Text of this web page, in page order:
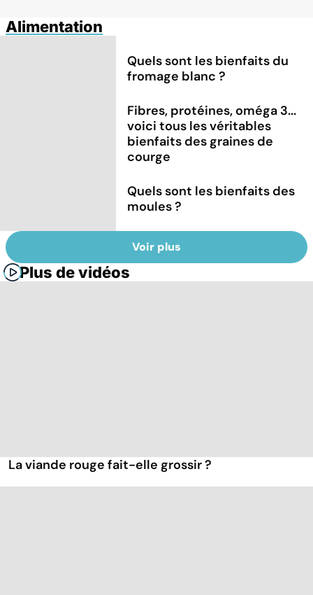
Alimentation
Quels sont les bienfaits du
fromage blanc ?
Fibres, protéines, oméga 3...
voici tous les véritables
bienfaits des graines de
courge
Quels sont les bienfaits des
moules ?
Voir plus
Plus de vidéos
La viande rouge fait-elle grossir ?